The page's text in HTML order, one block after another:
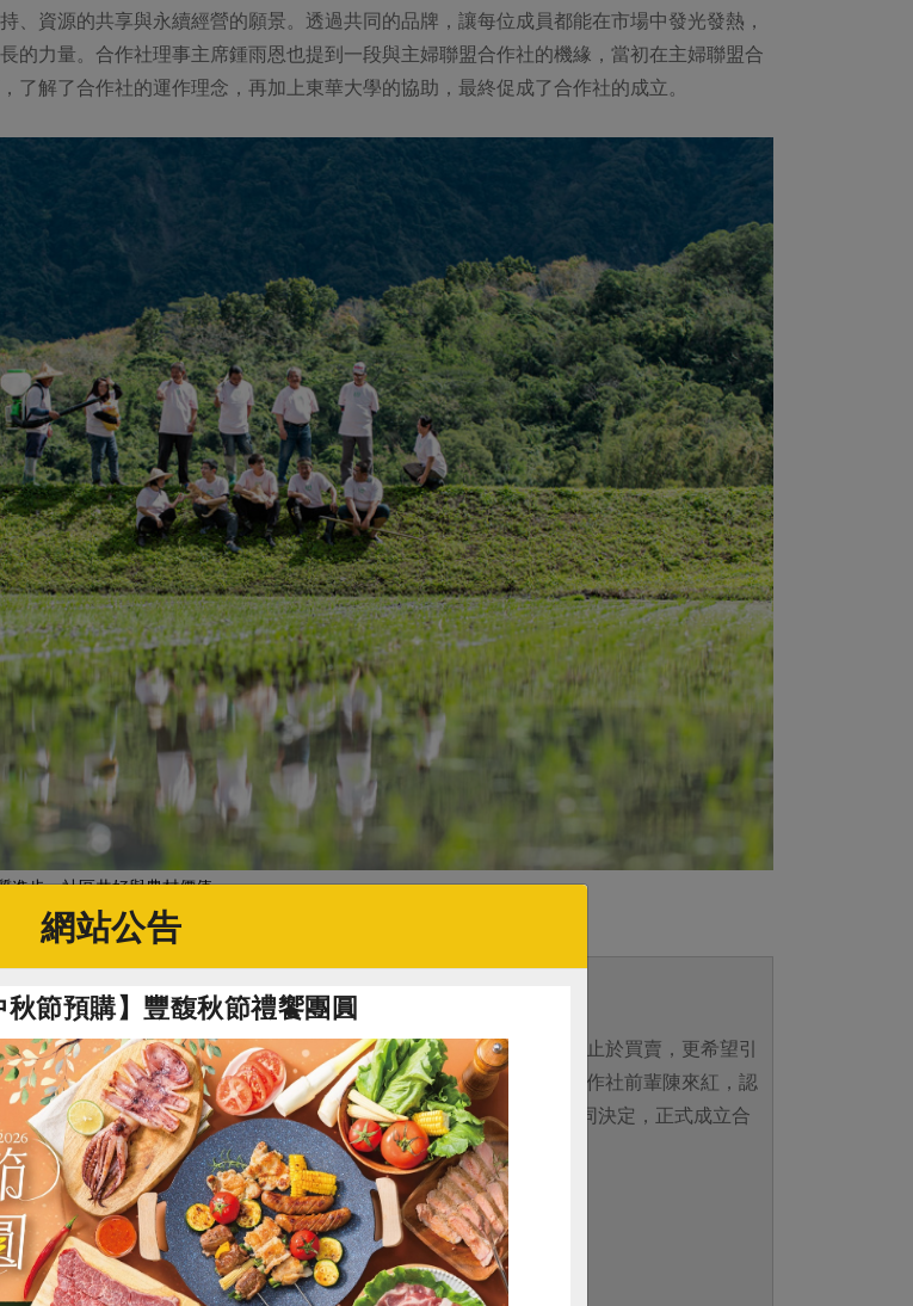
、資源的共享與永續經營的願景。透過共同的品牌，讓每位成員都能在市場中發光發熱，
的力量。合作社理事主席鍾雨恩也提到一段與主婦聯盟合作社的機緣，當初在主婦聯盟合
了解了合作社的運作理念，再加上東華大學的協助，最終促成了合作社的成立。
進步、社區共好與農村價值。
初與在地稻米產銷班契作。公司創辦人鍾雨恩反思與農民的合作不僅止於買賣，更希望引
良。適逢東華大學進行輔導地方組織成立合作社之計畫，經此連結合作社前輩陳來紅，認
、以貢獻度獎勵的模式實為深思良久之解方，遂於104年與產銷班共同決定，正式成立合
78歲）
網站公告
秋節預購】豐馥秋節禮饗團圓